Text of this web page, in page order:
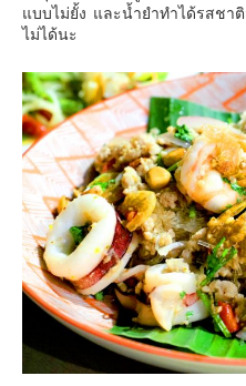
แบบไม่ยั้ง และน้ำยำทำได้รสชา
ไม่ได้นะ